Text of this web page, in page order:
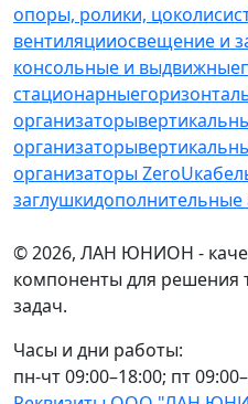
опоры, ролики, цоколи
вентиляцииосвещение и
консольные и выдвижные
стационарные
организаторы
организаторы
организаторы ZeroU
заглушкидополнительные
© 2026, ЛАН ЮНИОН -
компоненты для решения
задач.
Часы и дни работы:
пн-чт 09:00–18:00; пт